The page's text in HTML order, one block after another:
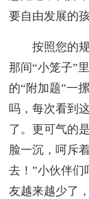
要自由发展的孩
按照您的规
那间“小笼子”
的“附加题”一
吗，每次看到
了。更可气的
脸一沉，呵斥
去！”小伙伴们
友越来越少了